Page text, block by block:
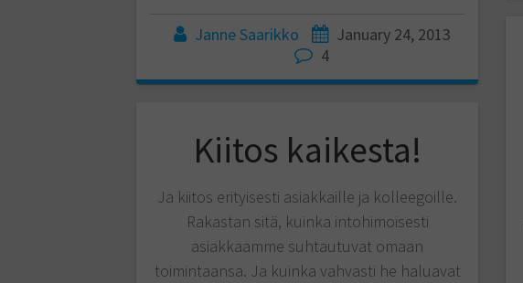
Janne Saarikko
January 24, 2013
4
Kiitos kaikesta!
Ja kiitos erityisesti asiakkaille ja kolleegoille.
Rakastan sitä, kuinka intohimoisesti
asiakkaamme suhtautuvat omaan
toimintaansa. Ja kuinka vahvasti he haluavat